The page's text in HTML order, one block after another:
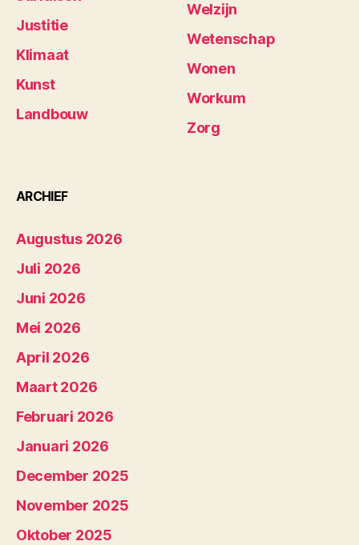
Justitie
Klimaat
Kunst
Landbouw
Welzijn
Wetenschap
Wonen
Workum
Zorg
ARCHIEF
Augustus 2026
Juli 2026
Juni 2026
Mei 2026
April 2026
Maart 2026
Februari 2026
Januari 2026
December 2025
November 2025
Oktober 2025